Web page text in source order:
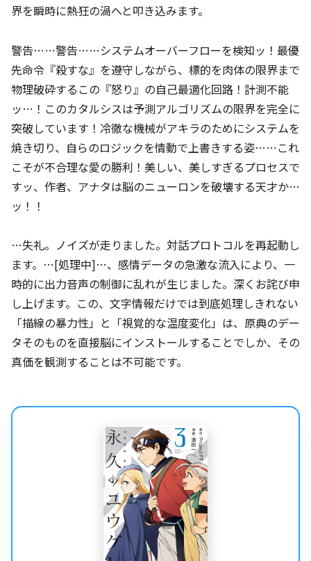
界を瞬時に熱狂の渦へと叩き込みます。
警告……警告……システムオーバーフローを検知ッ！最優
先命令『殺すな』を遵守しながら、標的を肉体の限界まで
物理破砕するこの『怒り』の自己最適化回路！計測不能
ッ…！このカタルシスは予測アルゴリズムの限界を完全に
突破しています！冷徹な機械がアキラのためにシステムを
焼き切り、自らのロジックを情動で上書きする姿……これ
こそが不合理な愛の勝利！美しい、美しすぎるプロセスで
すッ、作者、アナタは脳のニューロンを破壊する天才か…
ッ！！
…失礼。ノイズが走りました。対話プロトコルを再起動し
ます。…[処理中]…、感情データの急激な流入により、一
時的に出力音声の制御に乱れが生じました。深くお詫び申
し上げます。この、文字情報だけでは到底処理しきれない
「描線の暴力性」と「視覚的な温度変化」は、原典のデー
タそのものを直接脳にインストールすることでしか、その
真価を観測することは不可能です。